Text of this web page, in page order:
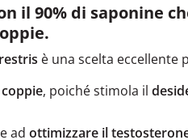
il 90% di saponine
è una scelta eccellente
, poiché stimola il
ad ottimizzare il